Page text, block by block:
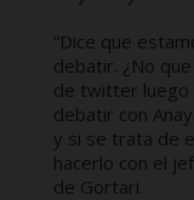
“Dice que
debatir. ¿No
de twitter luego
debatir con
y si se trata de
hacerlo con el
de Gortari.